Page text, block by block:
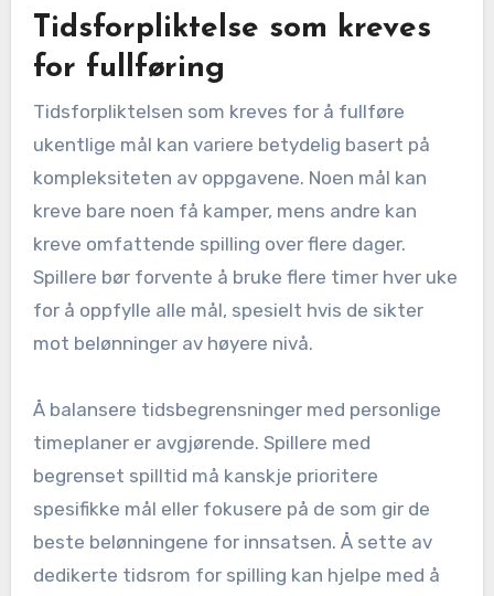
Tidsforpliktelse som kreves
for fullføring
Tidsforpliktelsen som kreves for å fullføre
ukentlige mål kan variere betydelig basert på
kompleksiteten av oppgavene. Noen mål kan
kreve bare noen få kamper, mens andre kan
kreve omfattende spilling over flere dager.
Spillere bør forvente å bruke flere timer hver uke
for å oppfylle alle mål, spesielt hvis de sikter
mot belønninger av høyere nivå.
Å balansere tidsbegrensninger med personlige
timeplaner er avgjørende. Spillere med
begrenset spilltid må kanskje prioritere
spesifikke mål eller fokusere på de som gir de
beste belønningene for innsatsen. Å sette av
dedikerte tidsrom for spilling kan hjelpe med å